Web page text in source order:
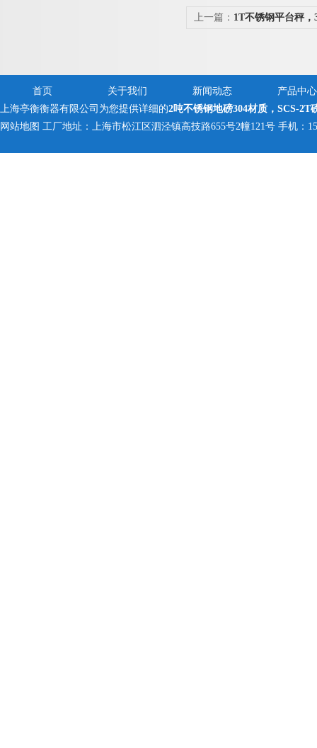
上一篇： 1T不锈钢平台秤
首页 关于我们 新闻动态
产品中心
上海亭衡衡器有限公司为您提供详细的2吨不锈钢地磅304材质，SCS-2T
网站地图 工厂地址：上海市松江区泗泾镇高技路655号2幢121号 手机：